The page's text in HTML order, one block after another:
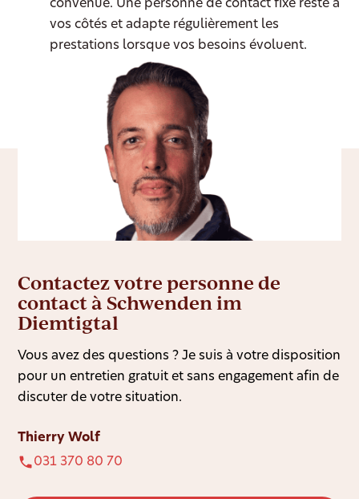
Contactez votre personne de
contact à Schwenden im
Diemtigtal
Vous avez des questions ? Je suis à votre disposition
pour un entretien gratuit et sans engagement afin de
discuter de votre situation.
Thierry Wolf
031 370 80 70
convenue. Une personne de contact fixe reste à
vos côtés et adapte régulièrement les
prestations lorsque vos besoins évoluent.